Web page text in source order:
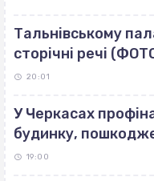
Тальнівському
сторічні речі
20:01
У Черкасах
будинку,
19:00